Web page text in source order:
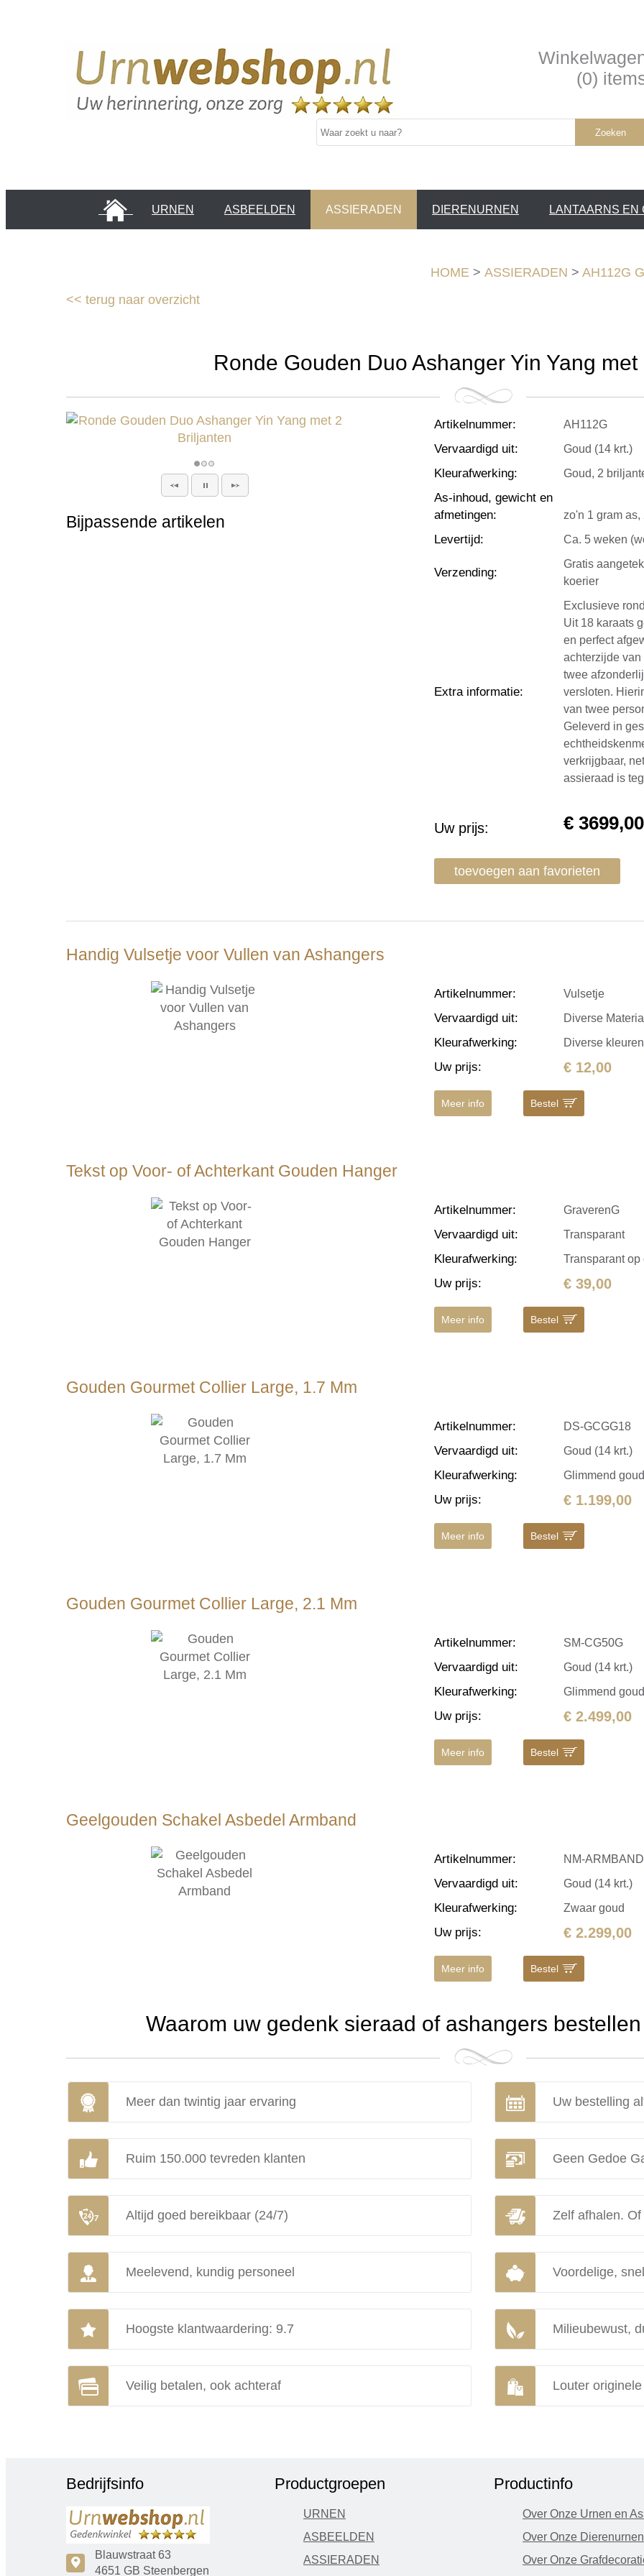
(0)
Zoeken
HOME URNEN ASBEELDEN ASSIERADEN DIERENURNEN LANTAARNS EN
HOME > ASSIERADEN > AH112G
<< terug naar overzicht
Ronde Gouden Duo Ashanger Yin Yang
Artikelnummer: AH112G
Vervaardigd uit: Goud (14 krt.)
Kleurafwerking: Goud, 2
As-inhoud, gewicht en
afmetingen: zo'n 1 gram
Levertijd: Ca. 5 weken
Verzending:
Gratis
koerier
Extra informatie:
Exclusieve
Uit 18 karaats
en perfect
achterzijde
twee
versloten.
van twee
Geleverd in
verkrijgbaar,
assieraad is
Uw prijs: €3699,00
toevoegen aan favorieten
Bijpassende artikelen
Handig Vulsetje voor Vullen van Ashangers
Artikelnummer: Vulsetje
Vervaardigd uit: Diverse
Kleurafwerking: Diverse kleuren
Uw prijs: € 12,00
Meer info Bestel
Tekst op Voor- of Achterkant Gouden Hanger
Artikelnummer: GraverenG
Vervaardigd uit: Transparant
Kleurafwerking: Transparant op
Uw prijs: € 39,00
Meer info Bestel
Gouden Gourmet Collier Large, 1.7 Mm
Artikelnummer: DS-GCGG18
Vervaardigd uit: Goud (14 krt.)
Kleurafwerking: Glimmend
Uw prijs: € 1.199,00
Meer info Bestel
Gouden Gourmet Collier Large, 2.1 Mm
Artikelnummer: SM-CG50G
Vervaardigd uit: Goud (14 krt.)
Kleurafwerking: Glimmend
Uw prijs: € 2.499,00
Meer info Bestel
Geelgouden Schakel Asbedel Armband
Artikelnummer: NM-
Vervaardigd uit: Goud (14 krt.)
Kleurafwerking: Zwaar goud
Uw prijs: € 2.299,00
Meer info Bestel
Waarom uw gedenk sieraad of ashangers
Meer dan twintig jaar ervaring Uw bestelling
Ruim 150.000 tevreden klanten Geen Gedoe
Altijd goed bereikbaar (24/7) Zelf afhalen.
Meelevend, kundig personeel Voordelige,
Hoogste klantwaardering: 9.7 Milieubewust,
Veilig betalen, ook achteraf Louter
Bedrijfsinfo
c
Blauwstraat 63
4651 GB Steenbergen
Productgroepen
URNEN
ASBEELDEN
ASSIERADEN
Productinfo
Over Onze Urnen en
Over Onze Dierenurnen
Over Onze